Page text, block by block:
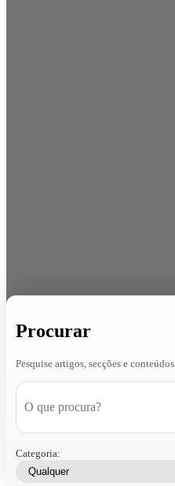
Procurar
Pesquise artigos, secções e conteúdos
Categoria: